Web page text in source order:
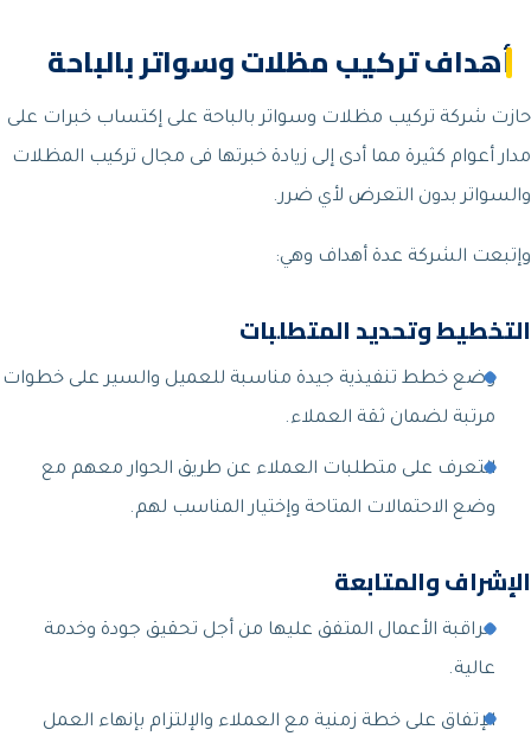
أهداف تركيب مظلات وسواتر بالباحة
حازت شركة تركيب مظلات وسواتر بالباحة على إكتساب خبرات على
مدار أعوام كثيرة مما أدى إلى زيادة خبرتها فى مجال تركيب المظلات
والسواتر بدون التعرض لأي ضرر.
وإتبعت الشركة عدة أهداف وهي:
التخطيط وتحديد المتطلبات
وضع خطط تنفيذية جيدة مناسبة للعميل والسير على خطوات
مرتبة لضمان ثقة العملاء.
التعرف على متطلبات العملاء عن طريق الحوار معهم مع
وضع الاحتمالات المتاحة وإختيار المناسب لهم.
الإشراف والمتابعة
مراقبة الأعمال المتفق عليها من أجل تحقيق جودة وخدمة
عالية.
الإتفاق على خطة زمنية مع العملاء والإلتزام بإنهاء العمل